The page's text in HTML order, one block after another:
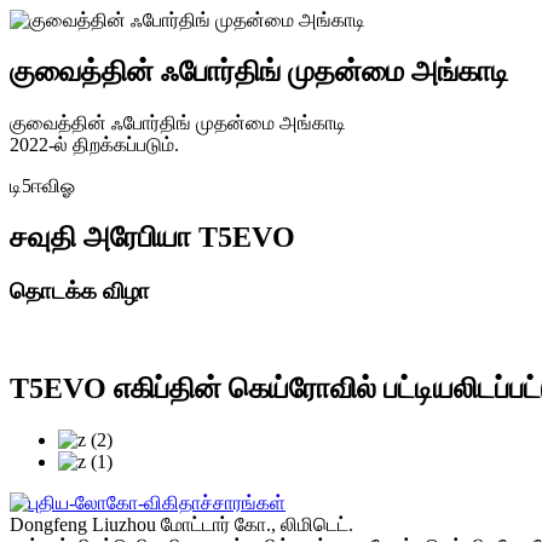
குவைத்தின் ஃபோர்திங் முதன்மை அங்காடி
குவைத்தின் ஃபோர்திங் முதன்மை அங்காடி
2022-ல் திறக்கப்படும்.
டி5ஈவிஓ
சவுதி அரேபியா T5EVO
தொடக்க விழா
T5EVO எகிப்தின் கெய்ரோவில்
Dongfeng Liuzhou மோட்டார் கோ., லிமிடெட்.